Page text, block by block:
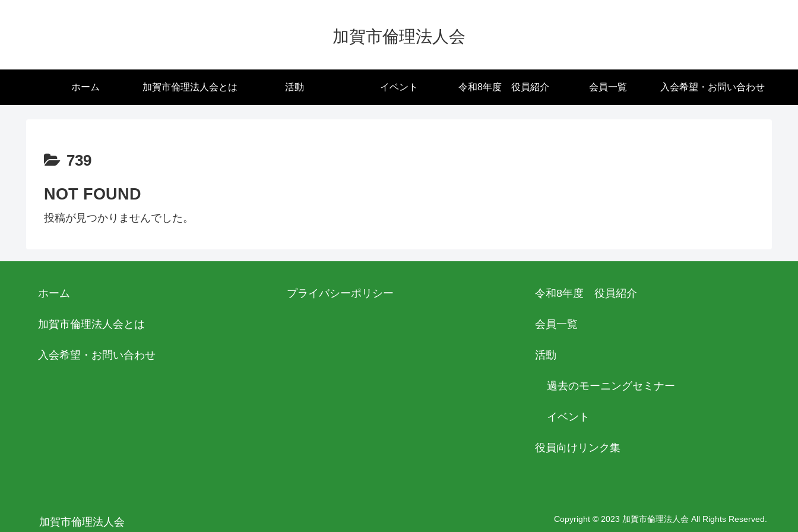
加賀市倫理法人会
ホーム 加賀市倫理法人会とは 活動 イベント 令和8年度 役員紹介 会員一覧 入会希望・お問い合わせ
739
NOT FOUND
投稿が見つかりませんでした。
ホーム
加賀市倫理法人会とは
入会希望・お問い合わせ
プライバシーポリシー 令和8年度 役員紹介
会員一覧
活動
過去のモーニングセミナー
イベント
役員向けリンク集
加賀市倫理法人会 Copyright © 2023 加賀市倫理法人会 All Rights Reserved.